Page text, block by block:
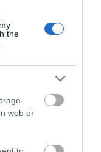
the
web or
kai swstos